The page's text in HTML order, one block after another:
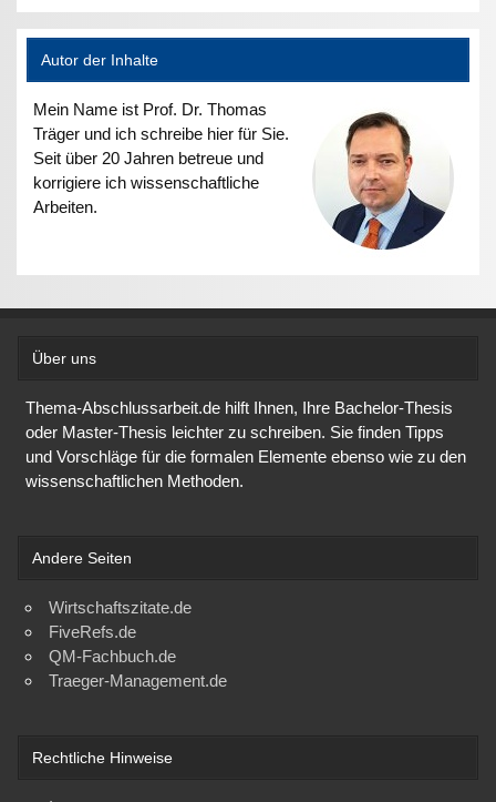
Autor der Inhalte
Mein Name ist Prof. Dr. Thomas
Träger und ich schreibe hier für Sie.
Seit über 20 Jahren betreue und
korrigiere ich wissenschaftliche
Arbeiten.
Über uns
Thema-Abschlussarbeit.de hilft Ihnen, Ihre Bachelor-Thesis
oder Master-Thesis leichter zu schreiben. Sie finden Tipps
und Vorschläge für die formalen Elemente ebenso wie zu den
wissenschaftlichen Methoden.
Andere Seiten
Wirtschaftszitate.de
FiveRefs.de
QM-Fachbuch.de
Traeger-Management.de
Rechtliche Hinweise